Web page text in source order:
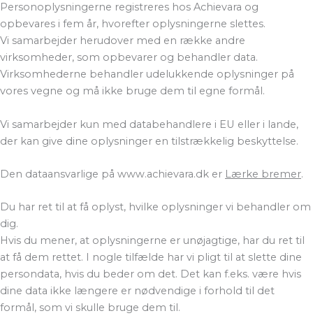
Personoplysningerne registreres hos Achievara og
opbevares i fem år, hvorefter oplysningerne slettes.
Vi samarbejder herudover med en række andre
virksomheder, som opbevarer og behandler data.
Virksomhederne behandler udelukkende oplysninger på
vores vegne og må ikke bruge dem til egne formål.
Vi samarbejder kun med databehandlere i EU eller i lande,
der kan give dine oplysninger en tilstrækkelig beskyttelse.
Den dataansvarlige på www.achievara.dk er Lærke bremer.
Du har ret til at få oplyst, hvilke oplysninger vi behandler om
dig.
Hvis du mener, at oplysningerne er unøjagtige, har du ret til
at få dem rettet. I nogle tilfælde har vi pligt til at slette dine
persondata, hvis du beder om det. Det kan f.eks. være hvis
dine data ikke længere er nødvendige i forhold til det
formål, som vi skulle bruge dem til.